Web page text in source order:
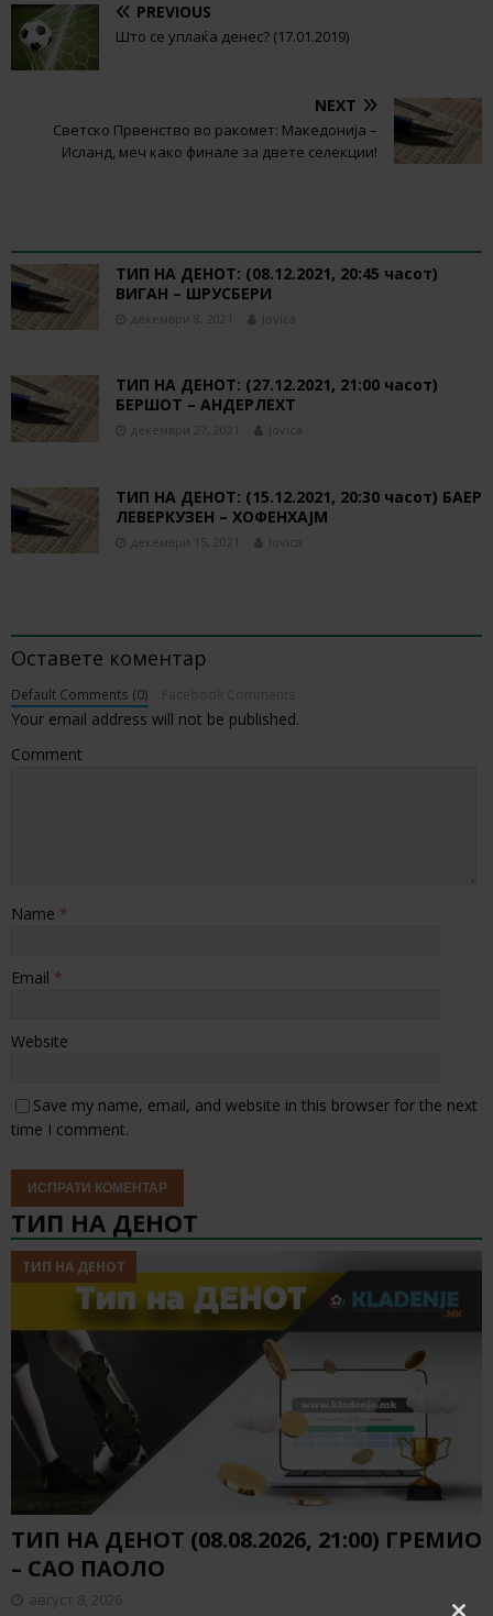
PREVIOUS
Што се уплаќа денес? (17.01.2019)
NEXT
Светско Првенство во ракомет: Македонија –
Исланд, меч како финале за двете селекции!
ТИП НА ДЕНОТ: (08.12.2021, 20:45 часот)
ВИГАН – ШРУСБЕРИ
декември 8, 2021 Jovica
ТИП НА ДЕНОТ: (27.12.2021, 21:00 часот)
БЕРШОТ – АНДЕРЛЕХТ
декември 27, 2021 Jovica
ТИП НА ДЕНОТ: (15.12.2021, 20:30 часот) БАЕР
ЛЕВЕРКУЗЕН – ХОФЕНХАЈМ
декември 15, 2021 Jovica
Оставете коментар
Default Comments (0)
Your email address will not be published.
Comment
Name *
Email *
Website
Save my name, email, and website in this browser for the next
time I comment.
ТИП НА ДЕНОТ
ТИП НА ДЕНОТ
ТИП НА ДЕНОТ (08.08.2026, 21:00) ГРЕМИО
– САО ПАОЛО
август 8, 2026